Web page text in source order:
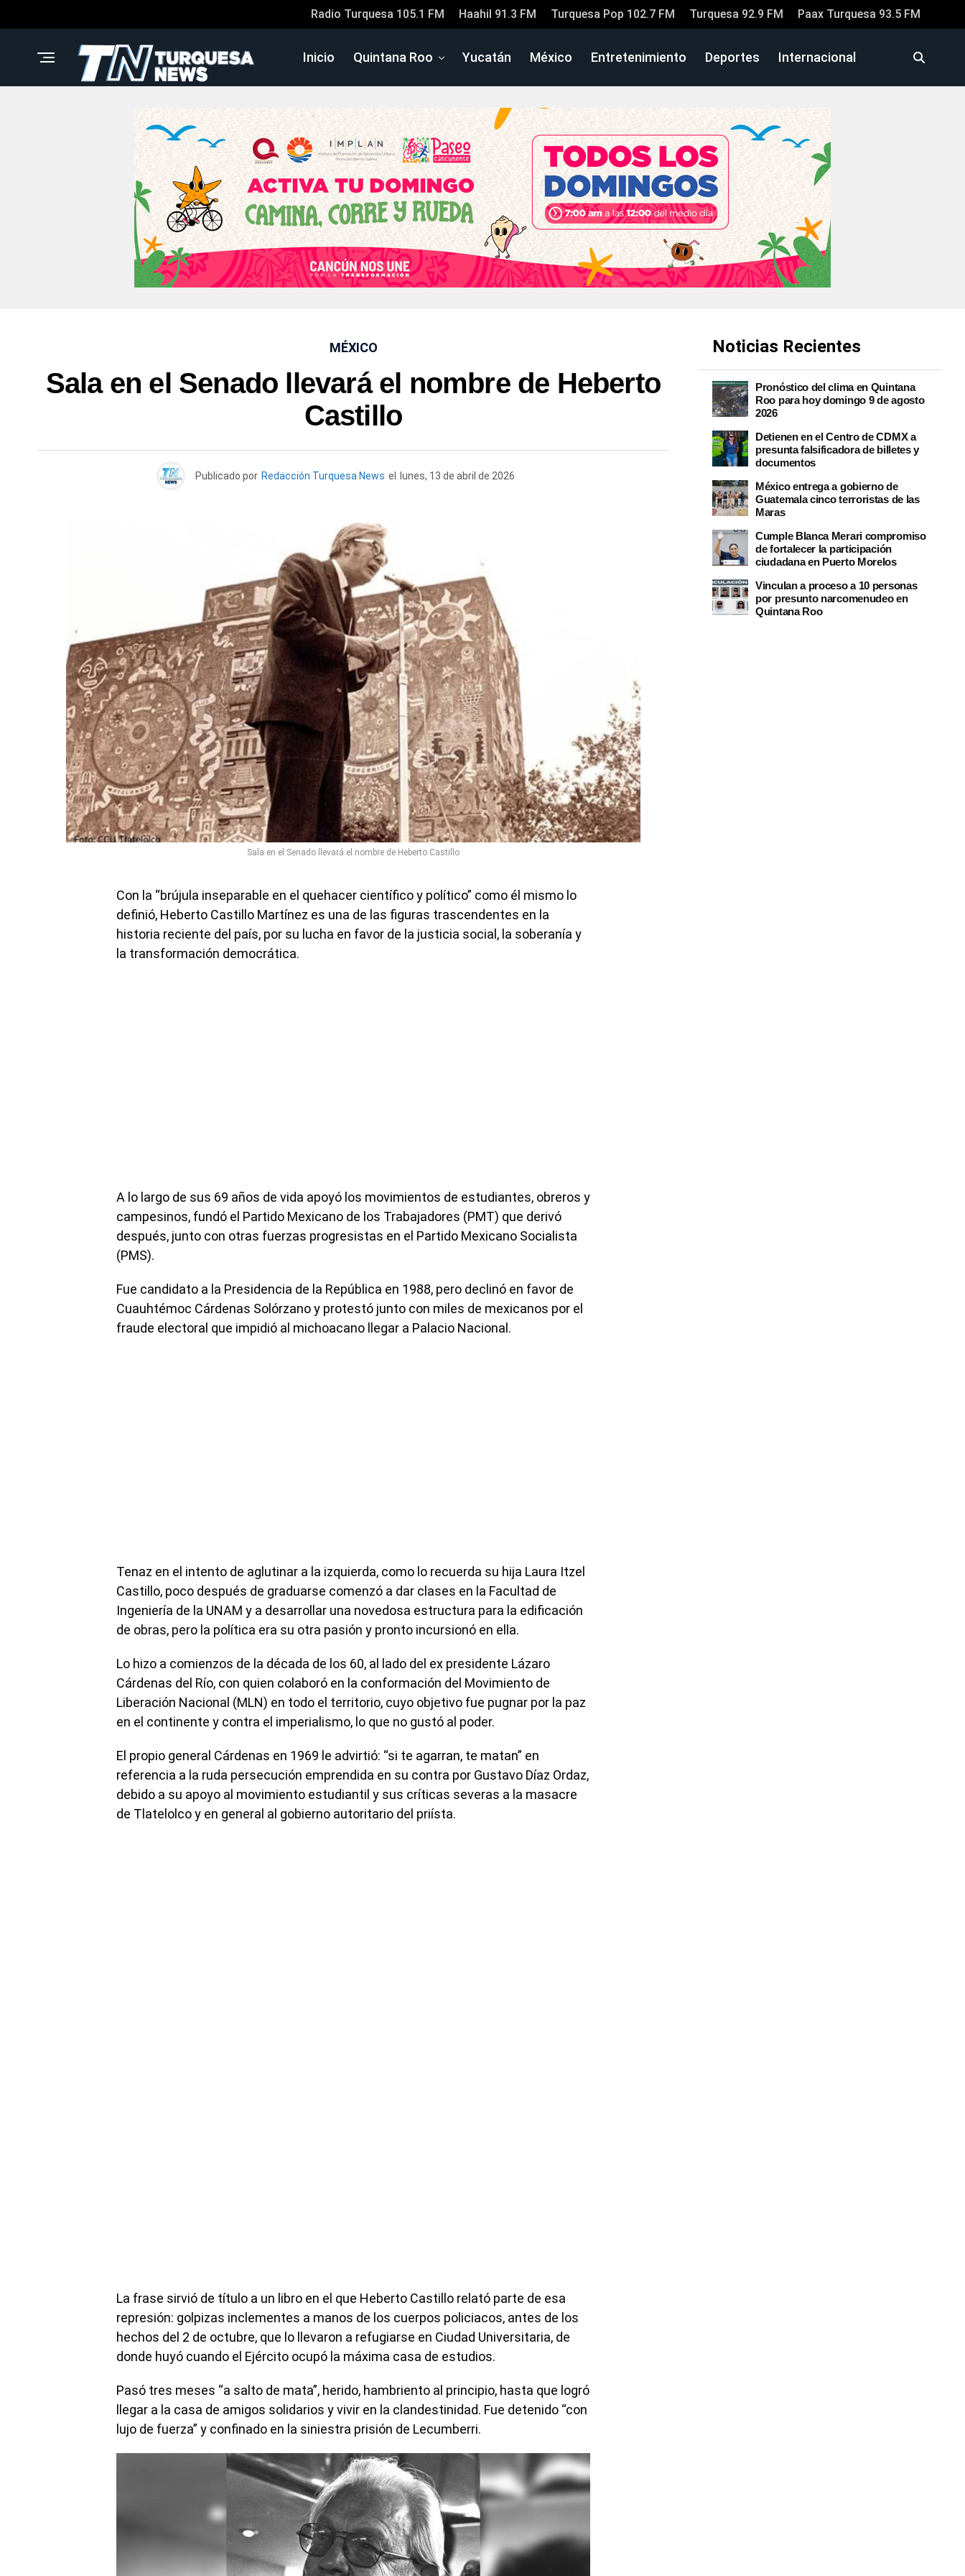
Radio Turquesa 105.1 FM Haahil 91.3 FM Turquesa Pop 102.7 FM Turquesa 92.9 FM Paax Turquesa 93.5 FM
Inicio Quintana Roo Yucatán México Entretenimiento Deportes Internacional
MÉXICO
Sala en el Senado llevará el nombre de Heberto
Castillo
Publicado por Redacción Turquesa News el lunes, 13 de abril de 2026
Sala en el Senado llevará el nombre de Heberto Castillo
Con la “brújula inseparable en el quehacer científico y político” como él mismo lo
definió, Heberto Castillo Martínez es una de las figuras trascendentes en la
historia reciente del país, por su lucha en favor de la justicia social, la soberanía y
la transformación democrática.
A lo largo de sus 69 años de vida apoyó los movimientos de estudiantes, obreros y
campesinos, fundó el Partido Mexicano de los Trabajadores (PMT) que derivó
después, junto con otras fuerzas progresistas en el Partido Mexicano Socialista
(PMS).
Fue candidato a la Presidencia de la República en 1988, pero declinó en favor de
Cuauhtémoc Cárdenas Solórzano y protestó junto con miles de mexicanos por el
fraude electoral que impidió al michoacano llegar a Palacio Nacional.
Tenaz en el intento de aglutinar a la izquierda, como lo recuerda su hija Laura Itzel
Castillo, poco después de graduarse comenzó a dar clases en la Facultad de
Ingeniería de la UNAM y a desarrollar una novedosa estructura para la edificación
de obras, pero la política era su otra pasión y pronto incursionó en ella.
Lo hizo a comienzos de la década de los 60, al lado del ex presidente Lázaro
Cárdenas del Río, con quien colaboró en la conformación del Movimiento de
Liberación Nacional (MLN) en todo el territorio, cuyo objetivo fue pugnar por la paz
en el continente y contra el imperialismo, lo que no gustó al poder.
El propio general Cárdenas en 1969 le advirtió: “si te agarran, te matan” en
referencia a la ruda persecución emprendida en su contra por Gustavo Díaz Ordaz,
debido a su apoyo al movimiento estudiantil y sus críticas severas a la masacre
de Tlatelolco y en general al gobierno autoritario del priísta.
La frase sirvió de título a un libro en el que Heberto Castillo relató parte de esa
represión: golpizas inclementes a manos de los cuerpos policiacos, antes de los
hechos del 2 de octubre, que lo llevaron a refugiarse en Ciudad Universitaria, de
donde huyó cuando el Ejército ocupó la máxima casa de estudios.
Pasó tres meses “a salto de mata”, herido, hambriento al principio, hasta que logró
llegar a la casa de amigos solidarios y vivir en la clandestinidad. Fue detenido “con
lujo de fuerza” y confinado en la siniestra prisión de Lecumberri.
Noticias Recientes
Pronóstico del clima en Quintana
Roo para hoy domingo 9 de agosto
2026
Detienen en el Centro de CDMX a
presunta falsificadora de billetes y
documentos
México entrega a gobierno de
Guatemala cinco terroristas de las
Maras
Cumple Blanca Merari compromiso
de fortalecer la participación
ciudadana en Puerto Morelos
Vinculan a proceso a 10 personas
por presunto narcomenudeo en
Quintana Roo